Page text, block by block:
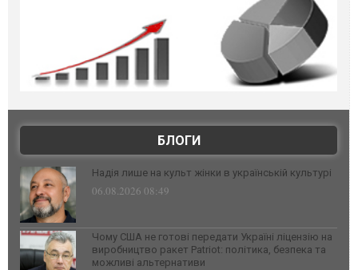
БЛОГИ
Надія лише на культ жінки в українській культурі
06.08.2026 08:49
Чому США не готові передати Україні ліцензію на
виробництво ракет Patriot: політика, безпека та
можливі альтернативи